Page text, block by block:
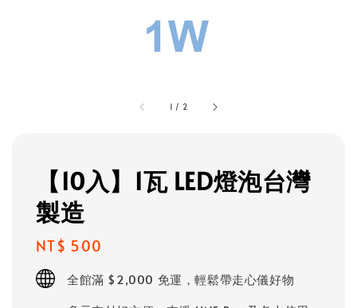
1 / 2
【10入】1瓦 LED燈泡台灣
製造
Regular
price
NT$ 500
全館滿 $2,000 免運，輕鬆帶走心儀好物